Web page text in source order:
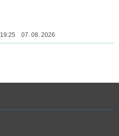
19:25 07. 08. 2026